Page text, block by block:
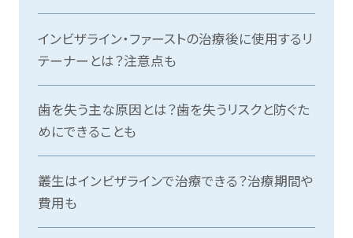
インビザライン・ファーストの治療後に使用するリ
テーナーとは？注意点も
歯を失う主な原因とは？歯を失うリスクと防ぐた
めにできることも
叢生はインビザラインで治療できる？治療期間や
費用も